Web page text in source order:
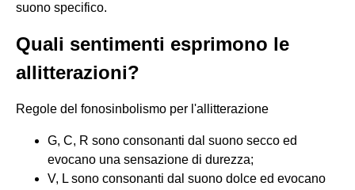
suono specifico.
Quali sentimenti esprimono le
allitterazioni?
Regole del fonosinbolismo per l'allitterazione
G, C, R sono consonanti dal suono secco ed
evocano una sensazione di durezza;
V, L sono consonanti dal suono dolce ed evocano